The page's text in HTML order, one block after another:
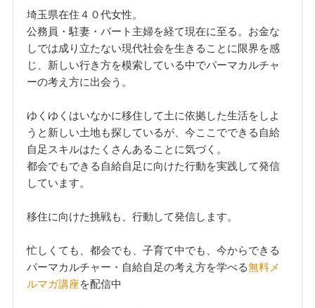
埼玉県在住４０代女性。
公務員・駐妻・パート主婦を経て現在に至る。お金な
しでは成り立たない現代社会を生きることに限界を感
じ、新しい行き方を模索している中でパーマカルチャ
ーの考え方に出会う。
ゆくゆくはいなかに移住して土に依拠した生活をしよ
うと新しい土地も探しているが、今ここでできる自給
自足スキルはたくさんあることに気づく。
都会でもできる自給自足に向けた行動を実践して発信
しています。
移住に向けた挑戦も、行動して発信します。
忙しくても、都会でも、子育て中でも、今からできる
パーマカルチャー・自給自足の考え方を学べる無料メ
ルマガ講座を配信中